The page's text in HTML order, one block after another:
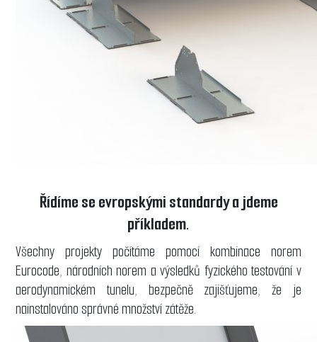
Řídíme se evropskými standardy a jdeme
příkladem.
Všechny projekty počítáme pomocí kombinace norem
Eurocode, národních norem a výsledků fyzického testování v
aerodynamickém tunelu, bezpečně zajišťujeme, že je
nainstalováno správné množství zátěže.